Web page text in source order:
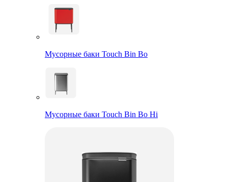
Мусорные баки Touch Bin Bo
Мусорные баки Touch Bin Bo Hi